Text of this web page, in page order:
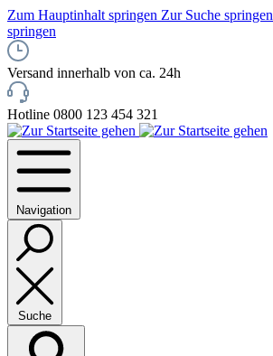
Zum Hauptinhalt springen Zur Suche springen
springen
Versand innerhalb von ca. 24h
Hotline 0800 123 454 321
Navigation
Suche